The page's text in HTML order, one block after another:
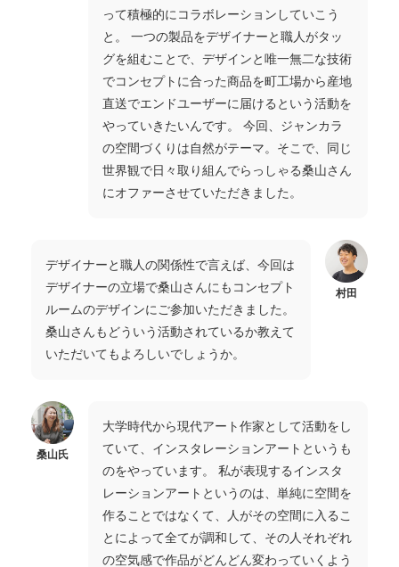
って積極的にコラボレーションしていこう
と。 一つの製品をデザイナーと職人がタッ
グを組むことで、デザインと唯一無二な技術
でコンセプトに合った商品を町工場から産地
直送でエンドユーザーに届けるという活動を
やっていきたいんです。 今回、ジャンカラ
の空間づくりは自然がテーマ。そこで、同じ
世界観で日々取り組んでらっしゃる桑山さん
にオファーさせていただきました。
村田
デザイナーと職人の関係性で言えば、今回は
デザイナーの立場で桑山さんにもコンセプト
ルームのデザインにご参加いただきました。
桑山さんもどういう活動されているか教えて
いただいてもよろしいでしょうか。
大学時代から現代アート作家として活動をし
ていて、インスタレーションアートというも
のをやっています。 私が表現するインスタ
レーションアートというのは、単純に空間を
作ることではなくて、人がその空間に入るこ
とによって全てが調和して、その人それぞれ
の空気感で作品がどんどん変わっていくよう
桑山氏